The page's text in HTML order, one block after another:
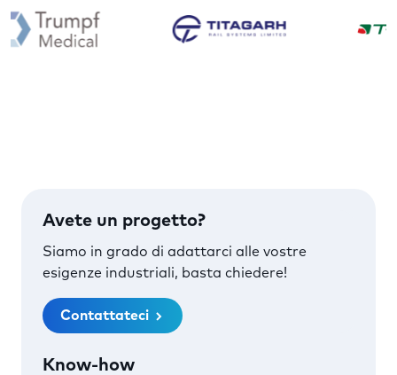
Avete un progetto?
Siamo in grado di adattarci alle vostre
esigenze industriali, basta chiedere!
Contattateci
Know-how